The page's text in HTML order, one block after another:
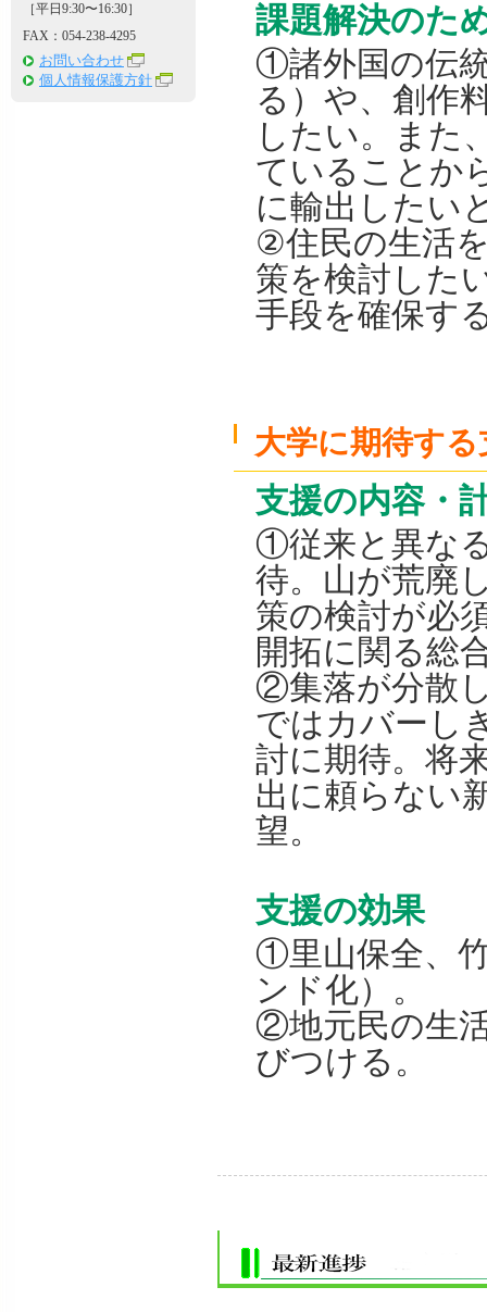
課題解決のた
①諸外国の伝
る）や、創作
したい。また
ていることか
に輸出したい
②住民の生活
策を検討した
手段を確保す
大学に期待す
支援の内容・
①従来と異な
待。山が荒廃
策の検討が必
開拓に関る総
②集落が分散
ではカバーし
討に期待。将
出に頼らない
望。
支援の効果
①里山保全、
ンド化）。
②地元民の生
びつける。
［平日9:30〜16:30］
FAX：054-238-4295
お問い合わせ
個人情報保護方針